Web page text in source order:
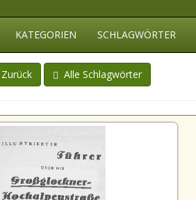
KATEGORIEN SCHLAGWÖRTER
Zurück Alle Schlagwörter